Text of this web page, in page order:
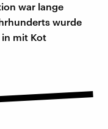
war lange
wurde
in mit Kot